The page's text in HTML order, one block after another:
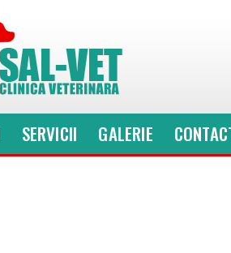
SERVICII GALERIE